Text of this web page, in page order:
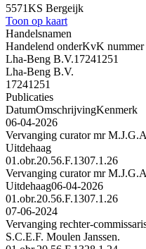
5571KS Bergeijk
Toon op kaart
Handelsnamen
Handelend onderKvK nummer
Lha-Beng B.V.17241251
Lha-Beng B.V.
17241251
Publicaties
DatumOmschrijvingKenmerk
06-04-2026
Vervanging curator mr
Uitdehaag
01.obr.20.56.F.1307.1.26
Vervanging curator mr
Uitdehaag06-04-2026
01.obr.20.56.F.1307.1.26
07-06-2024
Vervanging rechter-
S.C.E.F. Moulen Janssen.